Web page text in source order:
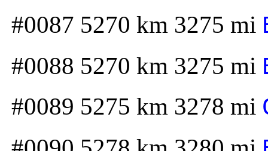
#0087 5270 km 3275 mi
#0088 5270 km 3275 mi
#0089 5275 km 3278 mi